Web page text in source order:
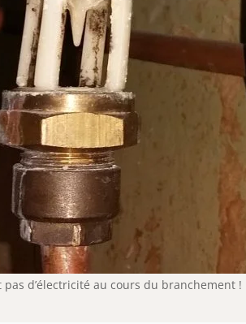
pas d’électricité au cours du branchement !